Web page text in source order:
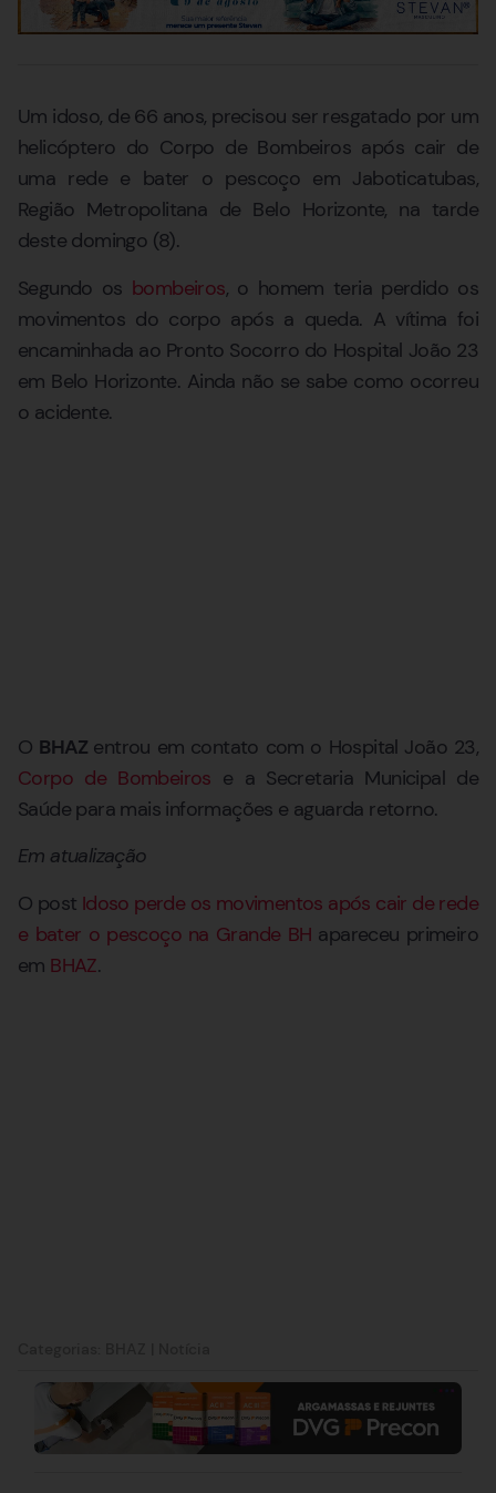
Um idoso, de 66 anos, precisou ser resgatado por um
helicóptero do Corpo de Bombeiros após cair de
uma rede e bater o pescoço em Jaboticatubas,
Região Metropolitana de Belo Horizonte, na tarde
deste domingo (8).
Segundo os bombeiros, o homem teria perdido os
movimentos do corpo após a queda. A vítima foi
encaminhada ao Pronto Socorro do Hospital João 23
em Belo Horizonte. Ainda não se sabe como ocorreu
o acidente.
O BHAZ entrou em contato com o Hospital João 23,
Corpo de Bombeiros e a Secretaria Municipal de
Saúde para mais informações e aguarda retorno.
Em atualização
O post Idoso perde os movimentos após cair de rede
e bater o pescoço na Grande BH apareceu primeiro
em BHAZ.